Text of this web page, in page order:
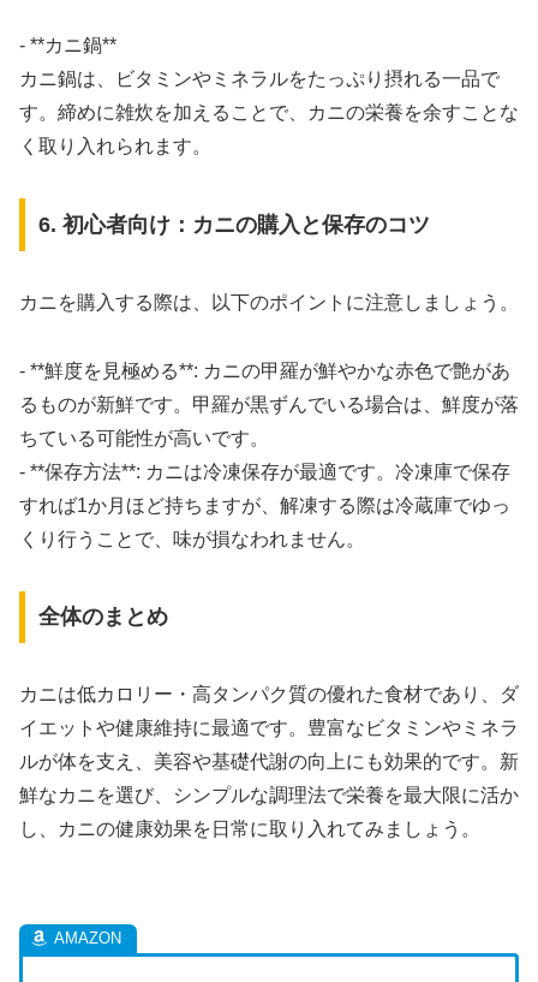
- **カニ鍋**
カニ鍋は、ビタミンやミネラルをたっぷり摂れる一品で
す。締めに雑炊を加えることで、カニの栄養を余すことな
く取り入れられます。
6. 初心者向け：カニの購入と保存のコツ
カニを購入する際は、以下のポイントに注意しましょう。
- **鮮度を見極める**: カニの甲羅が鮮やかな赤色で艶があ
るものが新鮮です。甲羅が黒ずんでいる場合は、鮮度が落
ちている可能性が高いです。
- **保存方法**: カニは冷凍保存が最適です。冷凍庫で保存
すれば1か月ほど持ちますが、解凍する際は冷蔵庫でゆっ
くり行うことで、味が損なわれません。
全体のまとめ
カニは低カロリー・高タンパク質の優れた食材であり、ダ
イエットや健康維持に最適です。豊富なビタミンやミネラ
ルが体を支え、美容や基礎代謝の向上にも効果的です。新
鮮なカニを選び、シンプルな調理法で栄養を最大限に活か
し、カニの健康効果を日常に取り入れてみましょう。